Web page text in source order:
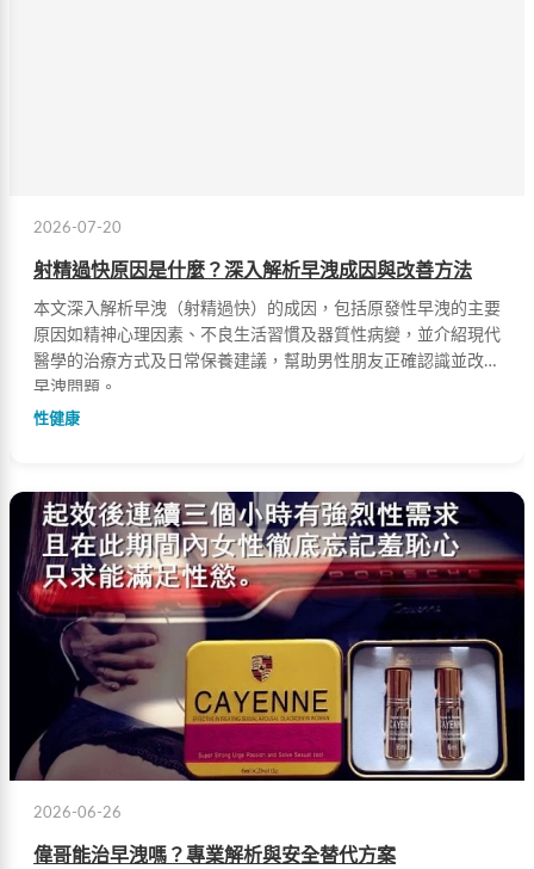
2026-07-20
射精過快原因是什麼？深入解析早洩成因與改善方法
本文深入解析早洩（射精過快）的成因，包括原發性早洩的主要
原因如精神心理因素、不良生活習慣及器質性病變，並介紹現代
醫學的治療方式及日常保養建議，幫助男性朋友正確認識並改善
早洩問題。
性健康
2026-06-26
偉哥能治早洩嗎？專業解析與安全替代方案